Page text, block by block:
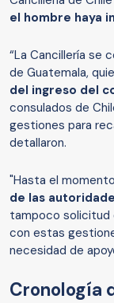
el hombre haya
“La Cancillería se
de Guatemala,
del ingreso del
consulados de
gestiones para
detallaron.
"Hasta el momento
de las
tampoco solicitud
con estas
necesidad de
Cronología